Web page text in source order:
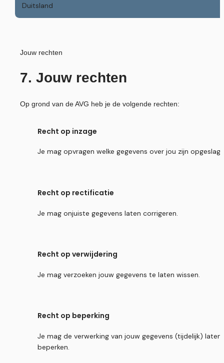
Duitsland
Jouw rechten
7. Jouw rechten
Op grond van de AVG heb je de volgende rechten:
Recht op inzage
Je mag opvragen welke gegevens over jou zijn
Recht op rectificatie
Je mag onjuiste gegevens laten corrigeren.
Recht op verwijdering
Je mag verzoeken jouw gegevens te laten wissen.
Recht op beperking
Je mag de verwerking van jouw gegevens (tijdelijk) laten
beperken.